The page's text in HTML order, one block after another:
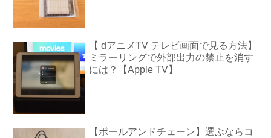
【 dアニメTV テレビ画面で見る方法】
ミラーリングで外部出力の禁止を消す
には？【Apple TV】
【ボールアンドチェーン】選ぶならコ